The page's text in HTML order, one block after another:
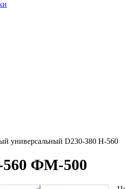
универсальный D230-380 Н-560
ФМ-500